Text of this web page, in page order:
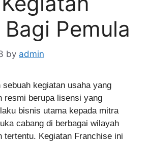
Pemula
by admin
sebuah kegiatan usaha yang
resmi berupa lisensi yang
bisnis utama kepada mitra
cabang di berbagai wilayah
tertentu. Kegiatan Franchise ini